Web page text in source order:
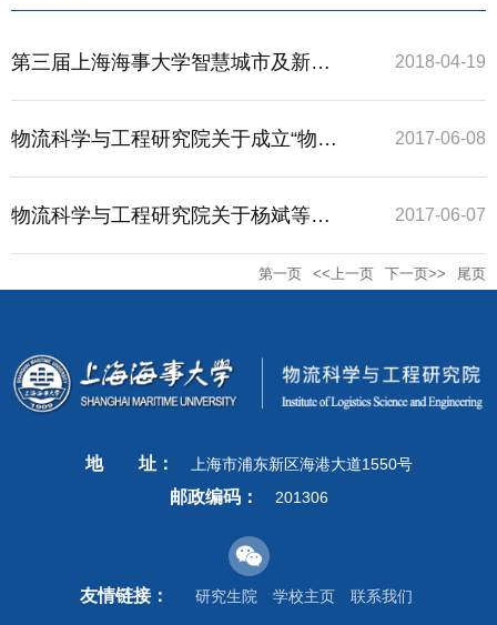
第三届上海海事大学智慧城市及新技
术应用大赛暨第五届（2018年）中国
研究生智慧城市技术与创意设计大赛
校内选拔赛通知
2018-04-19
物流科学与工程研究院关于成立“物流
工程与管理”学科（人才）特区办公室
的通知
2017-06-08
物流科学与工程研究院关于杨斌等同
志职务聘任与终止聘任的通知
2017-06-07
第一页 <<上一页 下一页>> 尾页
地 址： 上海市浦东新区海港大道1550号
邮政编码： 201306
友情链接： 研究生院 学校主页 联系我们